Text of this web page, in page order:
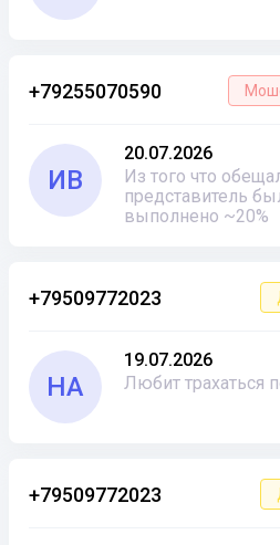
+79255070590
ИВ
20.07.2026
Из того что
представитель
выполнено ~20%
+79509772023
НА
19.07.2026
Любит трахаться
+79509772023